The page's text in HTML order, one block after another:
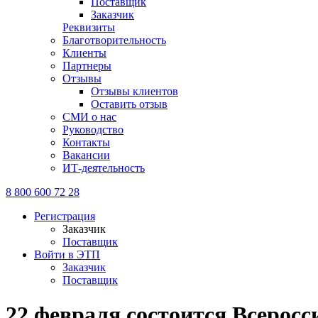
Заказчик
Реквизиты
Благотворительность
Клиенты
Партнеры
Отзывы
Отзывы клиентов
Оставить отзыв
СМИ о нас
Руководство
Контакты
Вакансии
ИТ-деятельность
8 800 600 72 28
Регистрация
Заказчик
Поставщик
Войти в ЭТП
Заказчик
Поставщик